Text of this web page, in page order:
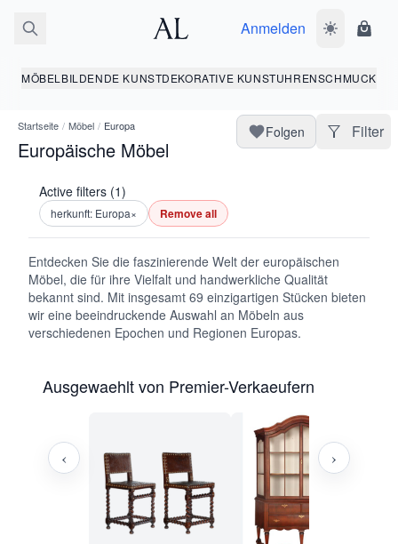
Anmelden
MÖBEL BILDENDE KUNSTDEKORATIVE KUNSTUHRENSCHMUCK
Startseite / Möbel / Europa
Europäische Möbel
Folgen Filter
Active filters (1)
herkunft: Europa× Remove all
Entdecken Sie die faszinierende Welt der europäischen
Möbel, die für ihre Vielfalt und handwerkliche Qualität
bekannt sind. Mit insgesamt 69 einzigartigen Stücken bieten
wir eine beeindruckende Auswahl an Möbeln aus
verschiedenen Epochen und Regionen Europas.
Ausgewaehlt von Premier-Verkaeufern
‹ ›